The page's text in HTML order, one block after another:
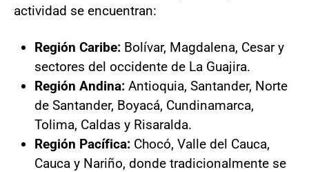
actividad se encuentran:
Región Caribe: Bolívar, Magdalena, Cesar y
sectores del occidente de La Guajira.
Región Andina: Antioquia, Santander, Norte
de Santander, Boyacá, Cundinamarca,
Tolima, Caldas y Risaralda.
Región Pacífica: Chocó, Valle del Cauca,
Cauca y Nariño, donde tradicionalmente se